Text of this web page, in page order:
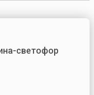
светофор